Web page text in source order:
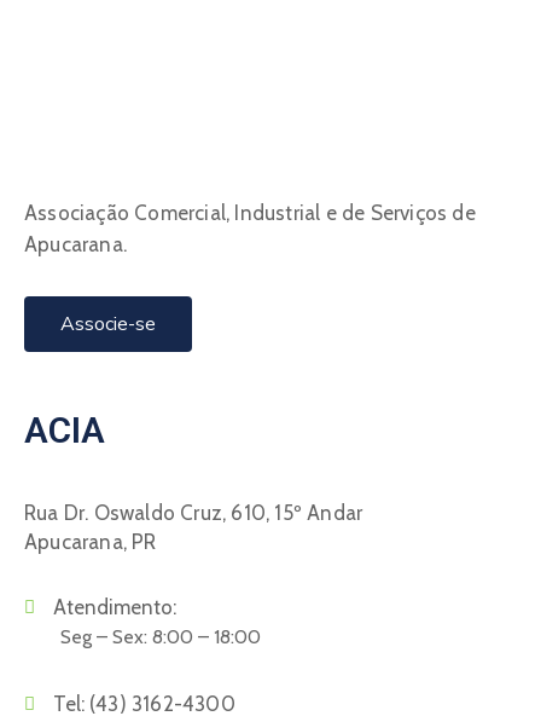
Associação Comercial, Industrial e de Serviços de
Apucarana.
Associe-se
ACIA
Rua Dr. Oswaldo Cruz, 610, 15º Andar
Apucarana, PR
Atendimento:
Seg – Sex: 8:00 – 18:00
Tel: (43) 3162-4300